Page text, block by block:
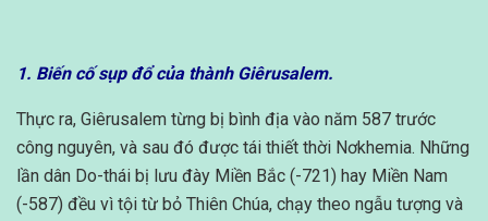
1. Biến cố sụp đổ của thành Giêrusalem.
Thực ra, Giêrusalem từng bị bình địa vào năm 587 trước
công nguyên, và sau đó được tái thiết thời Nơkhemia. Những
lần dân Do-thái bị lưu đày Miền Bắc (-721) hay Miền Nam
(-587) đều vì tội từ bỏ Thiên Chúa, chạy theo ngẫu tượng và